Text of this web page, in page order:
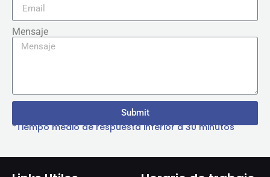
Mensaje
Submit
*Tiempo medio de respuesta inferior a 30 minutos